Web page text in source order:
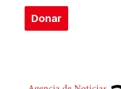
Donar